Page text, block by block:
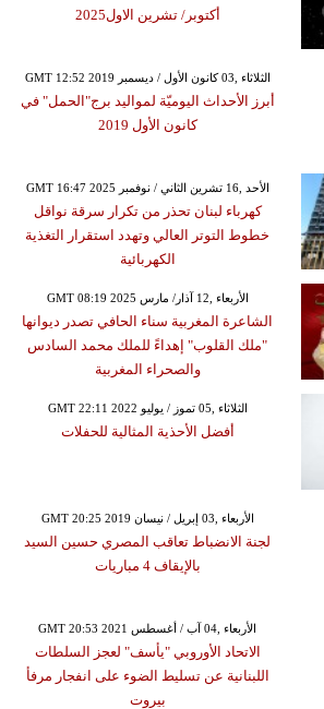
أكتوبر/ تشرين الاول2025
GMT 12:52 2019 الثلاثاء ,03 كانون الأول / ديسمبر
أبرز الأحداث اليوميّة لمواليد برج"الحمل" في
كانون الأول 2019
GMT 16:47 2025 الأحد ,16 تشرين الثاني / نوفمبر
كهرباء لبنان تحذر من تكرار سرقة نواقل
خطوط التوتر العالي وتهدد استقرار التغذية
الكهربائية
GMT 08:19 2025 الأربعاء ,12 آذار/ مارس
الشاعرة المغربية سناء الحافي تصدر ديوانها
"ملك القلوب" إهداءً للملك محمد السادس
والصحراء المغربية
GMT 22:11 2022 الثلاثاء ,05 تموز / يوليو
أفضل الأحذية المثالية للحفلات
GMT 20:25 2019 الأربعاء ,03 إبريل / نيسان
لجنة الانضباط تعاقب المصري حسين السيد
بالإيقاف 4 مباريات
GMT 20:53 2021 الأربعاء ,04 آب / أغسطس
الاتحاد الأوروبي "يأسف" لعجز السلطات
اللبنانية عن تسليط الضوء على انفجار مرفأ
بيروت